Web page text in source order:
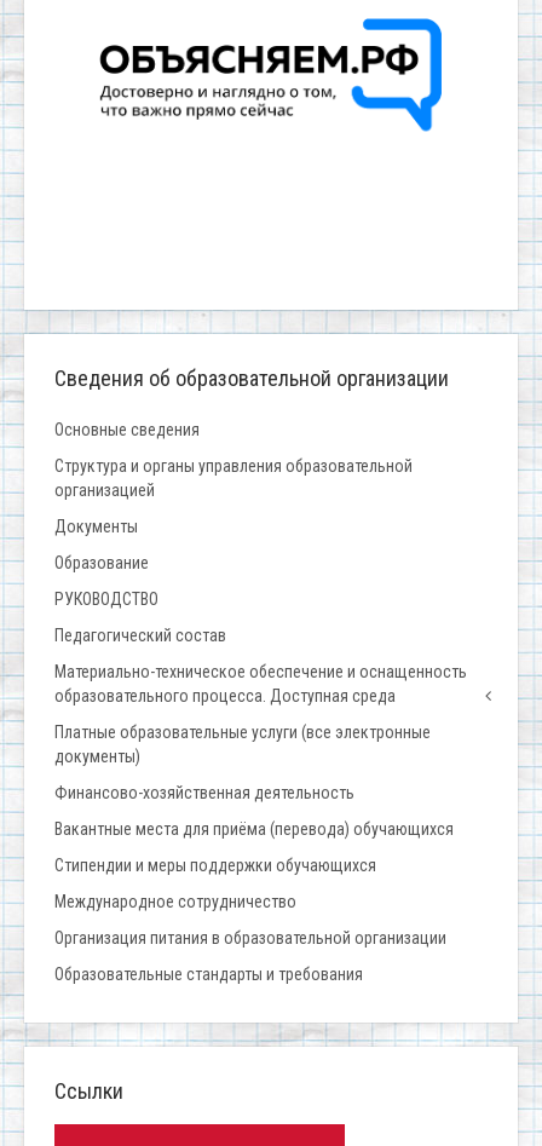
Сведения об образовательной организации
Основные сведения
Структура и органы управления образовательной
организацией
Документы
Образование
РУКОВОДСТВО
Педагогический состав
Материально-техническое обеспечение и оснащенность
образовательного процесса. Доступная среда
Платные образовательные услуги (все электронные
документы)
Финансово-хозяйственная деятельность
Вакантные места для приёма (перевода) обучающихся
Стипендии и меры поддержки обучающихся
Международное сотрудничество
Организация питания в образовательной организации
Образовательные стандарты и требования
Ссылки